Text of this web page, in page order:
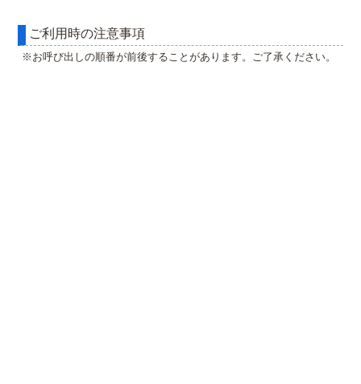
ご利用時の注意事項
※お呼び出しの順番が前後することがあります。ご了承ください。